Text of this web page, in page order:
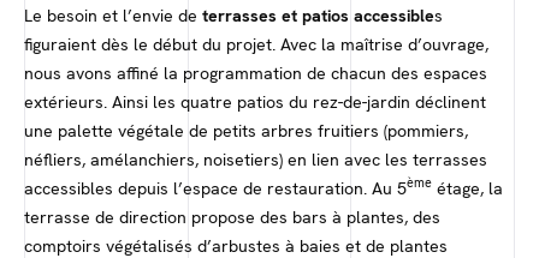
Le besoin et l’envie de terrasses et patios accessibles
figuraient dès le début du projet. Avec la maîtrise d’ouvrage,
nous avons affiné la programmation de chacun des espaces
extérieurs. Ainsi les quatre patios du rez-de-jardin déclinent
une palette végétale de petits arbres fruitiers (pommiers,
néfliers, amélanchiers, noisetiers) en lien avec les terrasses
accessibles depuis l’espace de restauration. Au 5ème étage, la
terrasse de direction propose des bars à plantes, des
comptoirs végétalisés d’arbustes à baies et de plantes